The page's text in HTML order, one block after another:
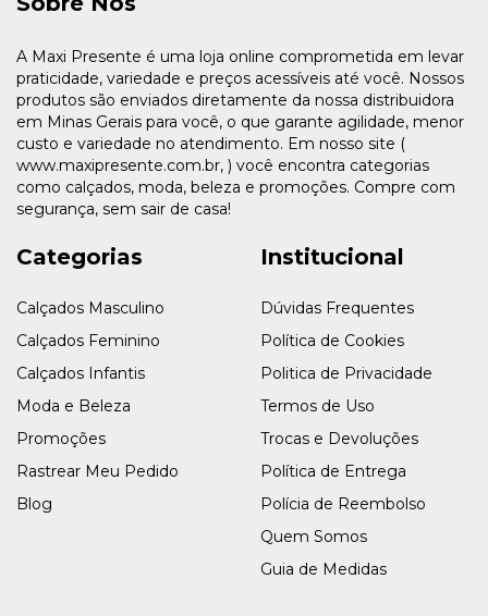
A Maxi Presente é uma loja online comprometida em levar
praticidade, variedade e preços acessíveis até você. Nossos
produtos são enviados diretamente da nossa distribuidora
em Minas Gerais para você, o que garante agilidade, menor
custo e variedade no atendimento. Em nosso site (
www.maxipresente.com.br, ) você encontra categorias
como calçados, moda, beleza e promoções. Compre com
segurança, sem sair de casa!
Categorias
Calçados Masculino
Calçados Feminino
Calçados Infantis
Moda e Beleza
Promoções
Rastrear Meu Pedido
Blog
Institucional
Dúvidas Frequentes
Política de Cookies
Politica de Privacidade
Termos de Uso
Trocas e Devoluções
Política de Entrega
Polícia de Reembolso
Quem Somos
Guia de Medidas